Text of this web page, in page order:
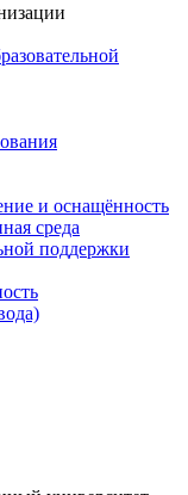
и оснащённость
среда
поддержки